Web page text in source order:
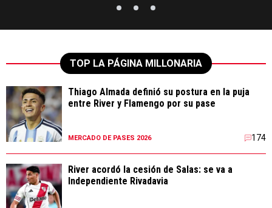
TOP LA PÁGINA MILLONARIA
Thiago Almada definió su postura en la puja
entre River y Flamengo por su pase
MERCADO DE PASES 2026 174
River acordó la cesión de Salas: se va a
Independiente Rivadavia